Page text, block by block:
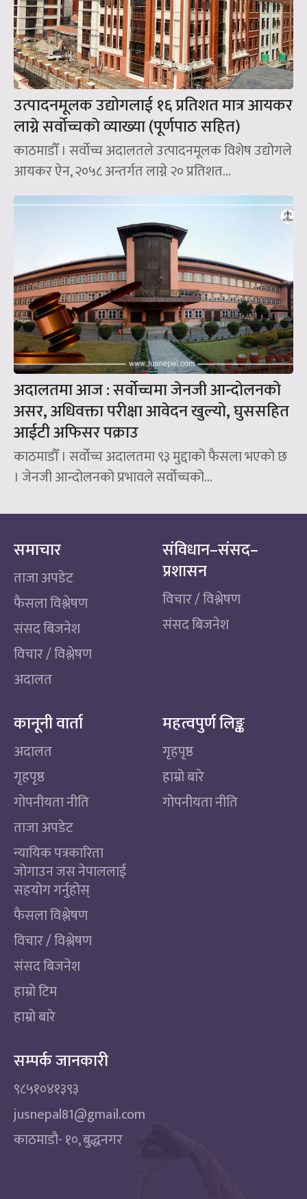
उत्पादनमूलक उद्योगलाई १६ प्रतिशत मात्र आयकर
लाग्ने सर्वोच्चकाे व्याख्या (पूर्णपाठ सहित)
काठमाडौँ । सर्वोच्च अदालतले उत्पादनमूलक विशेष उद्योगले
आयकर ऐन, २०५८ अन्तर्गत लाग्ने २० प्रतिशत...
अदालतमा आज : सर्वोच्चमा जेनजी आन्दोलनको
असर, अधिवक्ता परीक्षा आवेदन खुल्यो, घुससहित
आईटी अफिसर पक्राउ
काठमाडौँ । सर्वोच्च अदालतमा ९३ मुद्दाको फैसला भएको छ
। जेनजी आन्दोलनको प्रभावले सर्वोच्चको...
समाचार
ताजा अपडेट
फैसला विश्लेषण
संसद बिजनेश
विचार / विश्लेषण
अदालत
संविधान–संसद–
प्रशासन
विचार / विश्लेषण
संसद बिजनेश
कानूनी वार्ता
अदालत
गृहपृष्ठ
गोपनीयता नीति
ताजा अपडेट
न्यायिक पत्रकारिता
जोगाउन जस नेपाललाई
सहयोग गर्नुहोस्
फैसला विश्लेषण
विचार / विश्लेषण
संसद बिजनेश
हाम्रो टिम
हाम्रो बारे
महत्वपुर्ण लिङ्क
गृहपृष्ठ
हाम्रो बारे
गोपनीयता नीति
सम्पर्क जानकारी
९८५१०४१३९३
jusnepal81@gmail.com
काठमाडाै‌- १०, बुद्धनगर